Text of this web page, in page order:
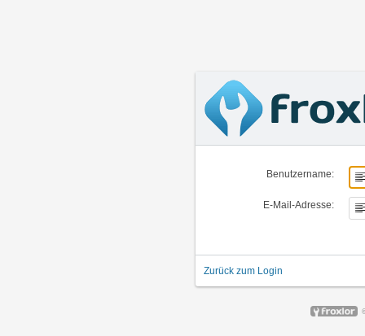
Benutzername:
E-Mail-Adresse:
Zurück zum Login